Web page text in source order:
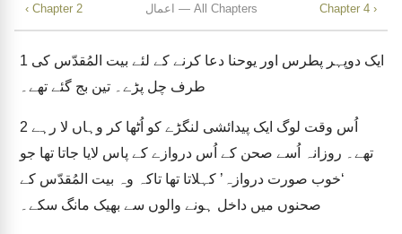
‹ Chapter 2 اعمال — All Chapters Chapter 4 ›
1
طرف چل پڑے۔ تین بج گئے تھے۔
2
تھے۔ روزانہ اُسے صحن کے اُس دروازے کے پاس لایا جاتا تھا جو
‘خوب صورت دروازہ’ کہلاتا تھا تاکہ وہ بیت المُقدّس کے
صحنوں میں داخل ہونے والوں سے بھیک مانگ سکے۔